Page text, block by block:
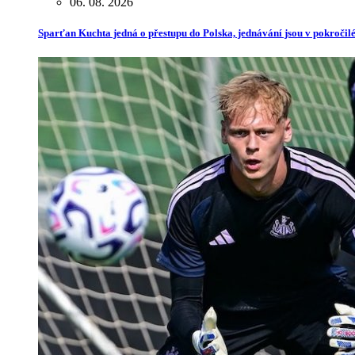
Sparťan Kuchta jedná o přestupu do Polska, jednávání jsou v